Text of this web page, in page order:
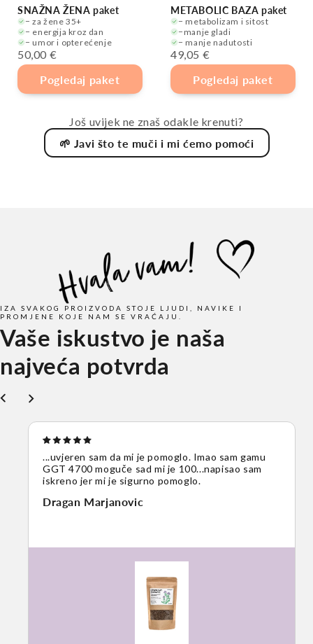
SNAŽNA ŽENA paket
− za žene 35+
− energija kroz dan
− umor i opterećenje
50,00 €
Pogledaj paket
METABOLIC BAZA paket
− metabolizam i sitost
−manje gladi
− manje nadutosti
49,05 €
Pogledaj paket
Još uvijek ne znaš odakle krenuti?
🌱 Javi što te muči i mi ćemo pomoći
IZA SVAKOG PROIZVODA STOJE LJUDI, NAVIKE I
PROMJENE KOJE NAM SE VRAĆAJU.
Vaše iskustvo je naša
najveća potvrda
...uvjeren sam da mi je pomoglo. Imao sam gamu
GGT 4700 moguče sad mi je 100...napisao sam
iskreno jer mi je sigurno pomoglo.
Dragan Marjanovic